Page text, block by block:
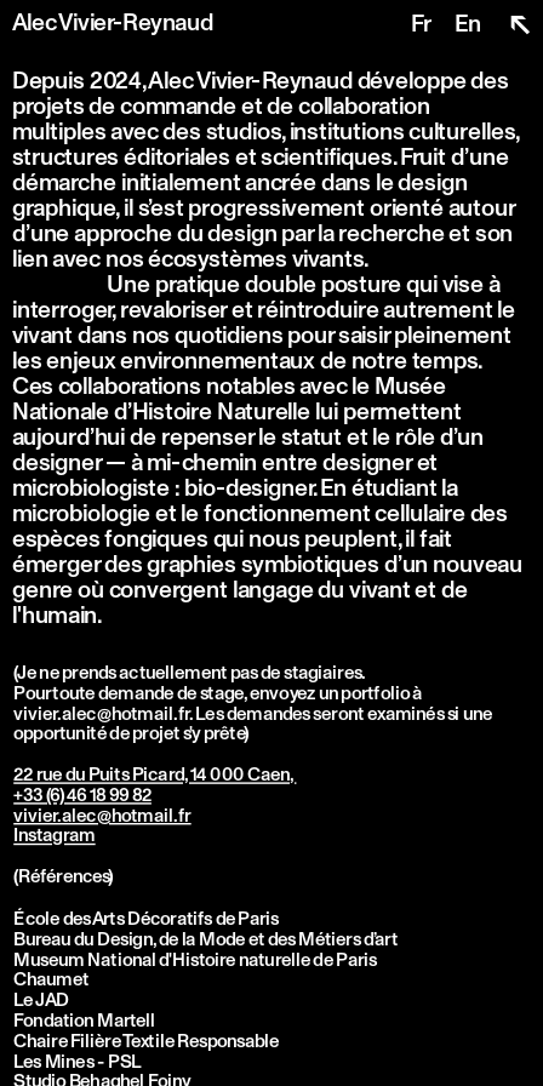
↖
Alec Vivier-Reynaud Fr En
Depuis 2024, Alec Vivier-Reynaud développe des
projets de commande et de collaboration
multiples avec des studios, institutions culturelles,
structures éditoriales et scientifiques. Fruit d’une
démarche initialement ancrée dans le design
graphique, il s’est progressivement orienté autour
d’une approche du design par la recherche et son
lien avec nos écosystèmes vivants.
Une pratique double posture qui vise à
interroger, revaloriser et réintroduire autrement le
vivant dans nos quotidiens pour saisir pleinement
les enjeux environnementaux de notre temps.
Ces collaborations notables avec le Musée
Nationale d’Histoire Naturelle lui permettent
aujourd’hui de repenser le statut et le rôle d’un
designer — à mi-chemin entre designer et
microbiologiste : bio-designer. En étudiant la
microbiologie et le fonctionnement cellulaire des
espèces fongiques qui nous peuplent, il fait
émerger des graphies symbiotiques d’un nouveau
genre où convergent langage du vivant et de
l'humain.
(Je ne prends actuellement pas de stagiaires.
Pour toute demande de stage, envoyez un portfolio à
vivier.alec@hotmail.fr. Les demandes seront examinés si une
opportunité de projet s'y prête)
22 rue du Puits Picard, 14 000 Caen,
+33 (6) 46 18 99 82
vivier.alec@hotmail.fr
Instagram
(Références)
École des Arts Décoratifs de Paris
Bureau du Design, de la Mode et des Métiers d’art
Museum National d'Histoire naturelle de Paris
Chaumet
Le JAD
Fondation Martell
Chaire Filière Textile Responsable
Les Mines - PSL
Studio Behaghel Foiny